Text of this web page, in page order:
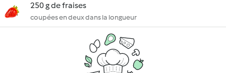
250 g de fraises
coupées en deux dans la longueur